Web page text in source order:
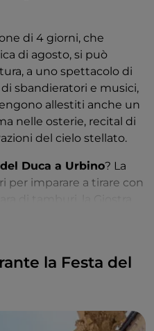
di 4 giorni, che
di agosto, si può
a uno spettacolo di
sbandieratori e musici,
allestiti anche un
nelle osterie, recital di
del cielo stellato.
Duca a Urbino? La
per imparare a tirare con
Malatesta e
festa si chiude con una
Ma
la Festa del